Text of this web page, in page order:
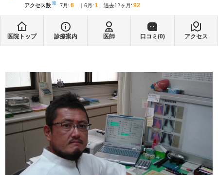
アクセス数※ 7月 : 6 6月 : 1 過去12ヶ月: 92
医院トップ 診療案内 医師 口コミ(0) アクセス